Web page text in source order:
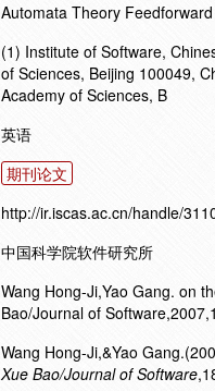
Automata Theory
(1) Institute of Software,
of Sciences, Beijing 100049,
Academy of Sciences, B
英语
期刊论文
http://ir.iscas.ac.cn/handle/
中国科学院软件研究所
Wang Hong-Ji,Yao Gang. on
Bao/Journal of
Wang Hong-Ji,&Yao
Xue Bao/Journal of Software